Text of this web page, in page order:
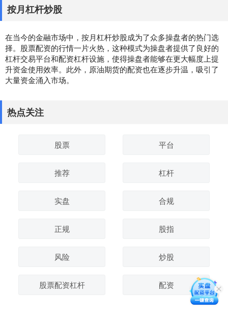
按月杠杆炒股
在当今的金融市场中，按月杠杆炒股成为了众多操盘者的热门选
择。股票配资的行情一片火热，这种模式为操盘者提供了良好的
杠杆交易平台和配资杠杆设施，使得操盘者能够在更大幅度上提
升资金使用效率。此外，原油期货的配资也在逐步升温，吸引了
大量资金涌入市场。
热点关注
股票 平台
推荐 杠杆
实盘 合规
正规 股指
风险 炒股
股票配资杠杆 配资